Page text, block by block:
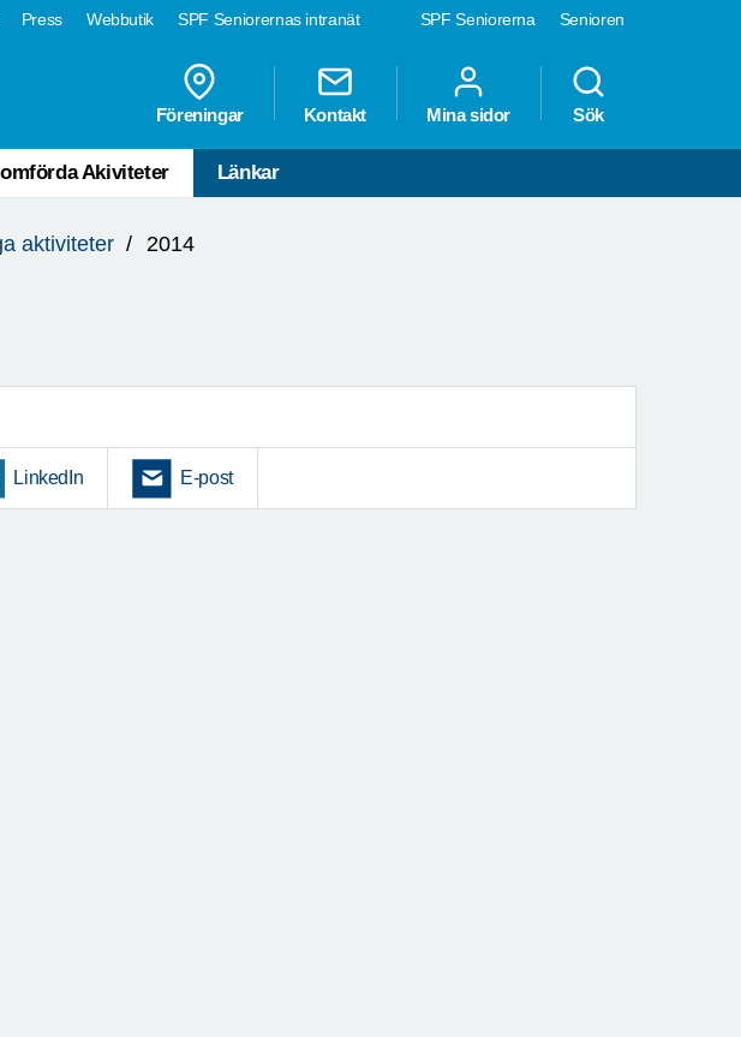
SPF Seniorerna Senioren
Press Webbutik SPF Seniorernas intranät
Föreningar Kontakt Mina sidor Sök
Akiviteter Länkar
aktiviteter 2014
LinkedIn E-post